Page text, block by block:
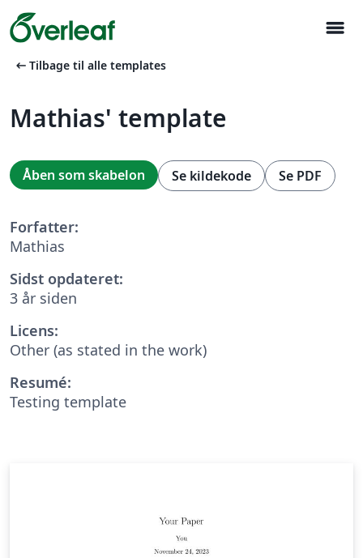
menu
arrow_left_alt Tilbage til alle templates
Mathias' template
Åben som skabelon Se kildekode Se PDF
Forfatter:
Mathias
Sidst opdateret:
3 år siden
Licens:
Other (as stated in the work)
Resumé:
Testing template